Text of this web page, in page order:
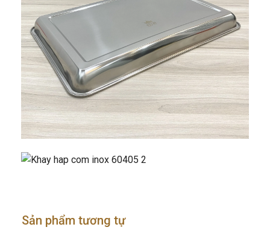
Sản phẩm tương tự